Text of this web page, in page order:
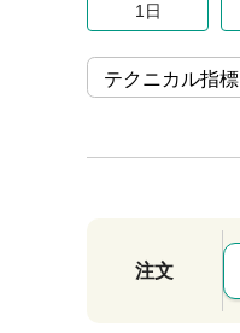
1日
テクニカル指標
注文